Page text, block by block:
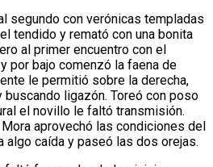
segundo con verónicas templadas
tendido y remató con una bonita
al primer encuentro con el
por bajo comenzó la faena de
le permitió sobre la derecha,
ligazón. Toreó con poso
el novillo le faltó transmisión.
aprovechó las condiciones del
algo caída y paseó las dos orejas.